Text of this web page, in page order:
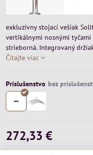
exkluzívny stojací vešiak
vertikálnymi nosnými
strieborná. Integrovaný
Čítajte viac
Príslušenstvo
272,33 €